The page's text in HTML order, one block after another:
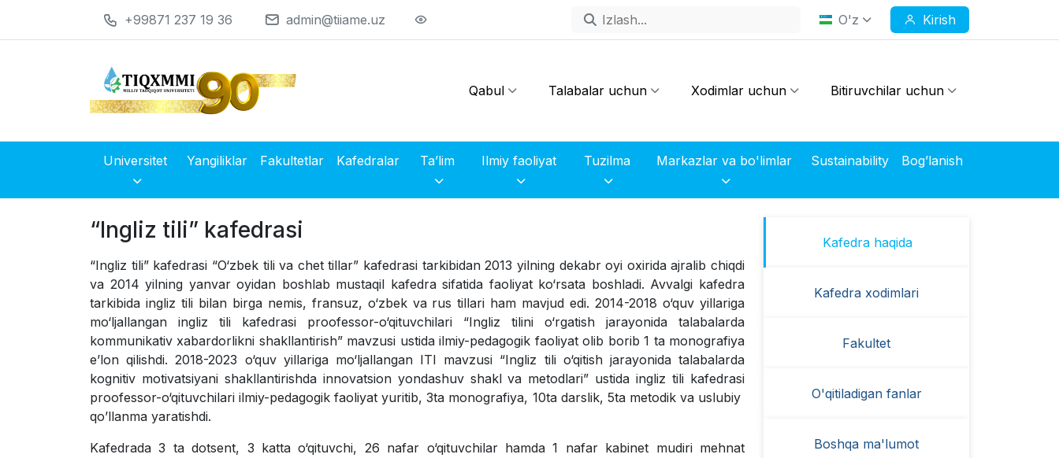
+99871 237 19 36 admin@tiiame.uz O'z Kirish
Qabul Talabalar uchun Xodimlar uchun Bitiruvchilar uchun
Yangiliklar Fakultetlar Kafedralar Ta’lim Tuzilma Markazlar va bo'limlar Sustainability Bog’lanish
“Ingliz tili” kafedrasi
“Ingliz tili” kafedrasi “O‘zbek tili va chet tillar” kafedrasi tarkibidan 2013 yilning dekabr oyi oxirida ajralib chiqdi
va 2014 yilning yanvar oyidan boshlab mustaqil kafedra sifatida faoliyat ko‘rsata boshladi. Avvalgi kafedra
tarkibida ingliz tili bilan birga nemis, fransuz, o‘zbek va rus tillari ham mavjud edi. 2014-2018 o‘quv yillariga
mo‘ljallangan ingliz tili kafedrasi proofessor-o‘qituvchilari “Ingliz tilini o‘rgatish jarayonida talabalarda
kommunikativ xabardorlikni shakllantirish” mavzusi ustida ilmiy-pedagogik faoliyat olib borib 1 ta monografiya
e’lon qilishdi. 2018-2023 o‘quv yillariga mo‘ljallangan ITI mavzusi “Ingliz tili o‘qitish jarayonida talabalarda
kognitiv motivatsiyani shakllantirishda innovatsion yondashuv shakl va metodlari” ustida ingliz tili kafedrasi
proofessor-o‘qituvchilari ilmiy-pedagogik faoliyat yuritib, 3ta monografiya, 10ta darslik, 5ta metodik va uslubiy
qo’llanma yaratishdi.
Kafedrada 3 ta dotsent, 3 katta o‘qituvchi, 26 nafar o‘qituvchilar hamda 1 nafar kabinet mudiri mehnat
Kafedra haqida
Kafedra xodimlari
Fakultet
O'qitiladigan fanlar
Boshqa ma'lumot